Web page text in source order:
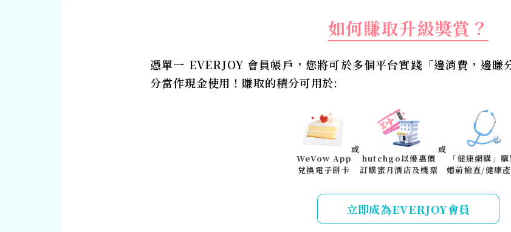
如何賺取升級獎賞？
憑單一 EVERJOY 會員帳戶，您將可於多個平台實踐「邊消費，邊賺
分當作現金使用！​賺取的積分可用於:​
WeVow App
兌換電子餅卡
或
hutchgo以優惠價
訂購蜜月酒店及機票
或
「健康網購」購
婚前檢查/健康
立即成為EVERJOY會員​